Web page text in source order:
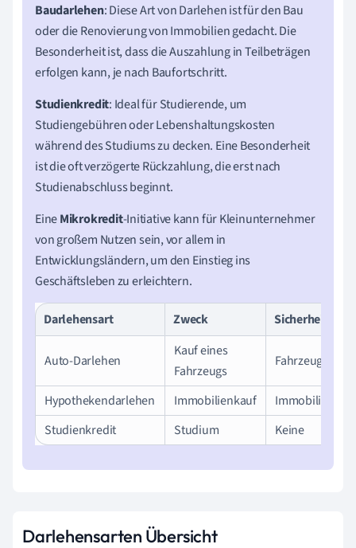
Baudarlehen: Diese Art von Darlehen ist für den Bau
oder die Renovierung von Immobilien gedacht. Die
Besonderheit ist, dass die Auszahlung in Teilbeträgen
erfolgen kann, je nach Baufortschritt.
Studienkredit: Ideal für Studierende, um
Studiengebühren oder Lebenshaltungskosten
während des Studiums zu decken. Eine Besonderheit
ist die oft verzögerte Rückzahlung, die erst nach
Studienabschluss beginnt.
EineMikrokredit-Initiative kann für Kleinunternehmer
von großem Nutzen sein, vor allem in
Entwicklungsländern, um den Einstieg ins
Geschäftsleben zu erleichtern.
Darlehensart Zweck Sicherheit
Auto-Darlehen
Kauf eines
Fahrzeugs
Fahrzeug
Hypothekendarlehen Immobilienkauf
Immobilie
Studienkredit
Studium Keine
Darlehensarten Übersicht